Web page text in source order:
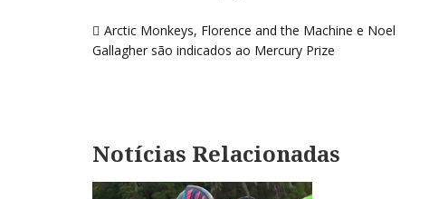
deArctic Monkeys, Florence and the Machine e Noel
Gallagher são indicados ao Mercury Prize
Notícias Relacionadas